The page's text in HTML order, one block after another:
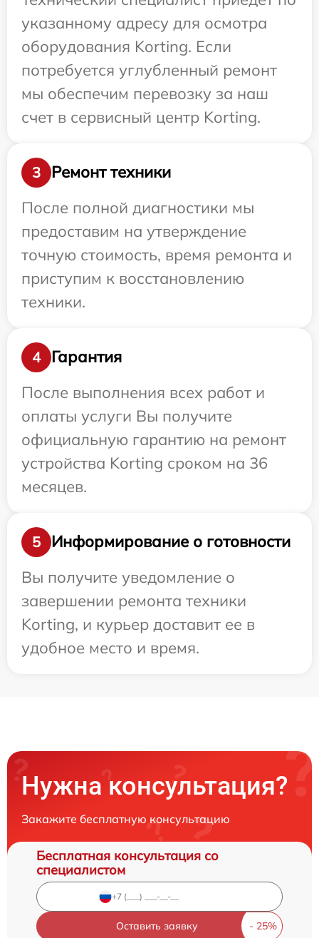
указанному адресу для осмотра
оборудования Korting. Если
потребуется углубленный ремонт
мы обеспечим перевозку за наш
счет в сервисный центр Korting.
3
Ремонт техники
После полной диагностики мы
предоставим на утверждение
точную стоимость, время ремонта и
приступим к восстановлению
техники.
4
Гарантия
После выполнения всех работ и
оплаты услуги Вы получите
официальную гарантию на ремонт
устройства Korting сроком на 36
месяцев.
5
Информирование о готовности
Вы получите уведомление о
завершении ремонта техники
Korting, и курьер доставит ее в
удобное место и время.
Нужна консультация?
Закажите бесплатную консультацию
Бесплатная консультация со
специалистом
Оставить заявку